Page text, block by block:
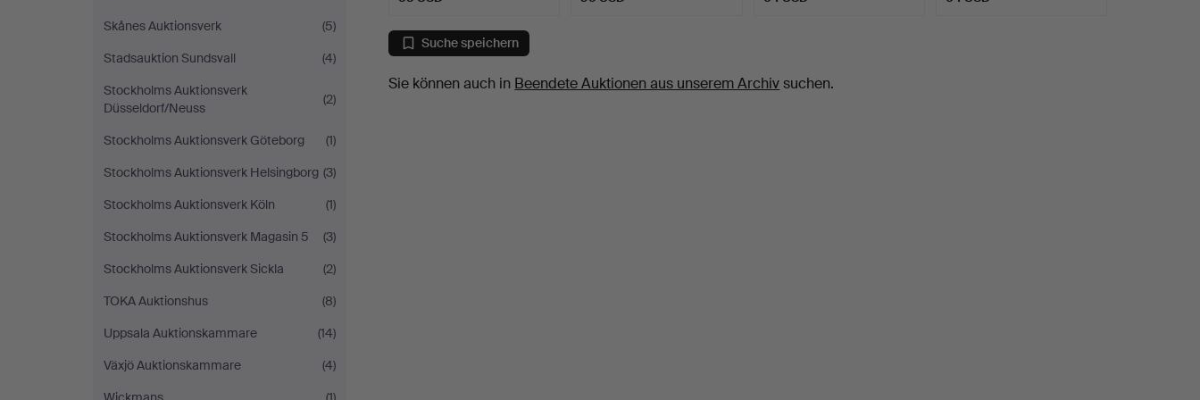
Skånes Auktionsverk
(5)
Stadsauktion Sundsvall
(4)
Stockholms Auktionsverk
Düsseldorf/Neuss
(2)
Stockholms Auktionsverk Göteborg
(1)
Stockholms Auktionsverk Helsingborg (3)
Stockholms Auktionsverk Köln
(1)
Stockholms Auktionsverk Magasin 5
(3)
Stockholms Auktionsverk Sickla
(2)
TOKA Auktionshus
(8)
Uppsala Auktionskammare
(14)
Växjö Auktionskammare
(4)
Suche speichern
Sie können auch in Beendete Auktionen aus unserem Archivsuchen.